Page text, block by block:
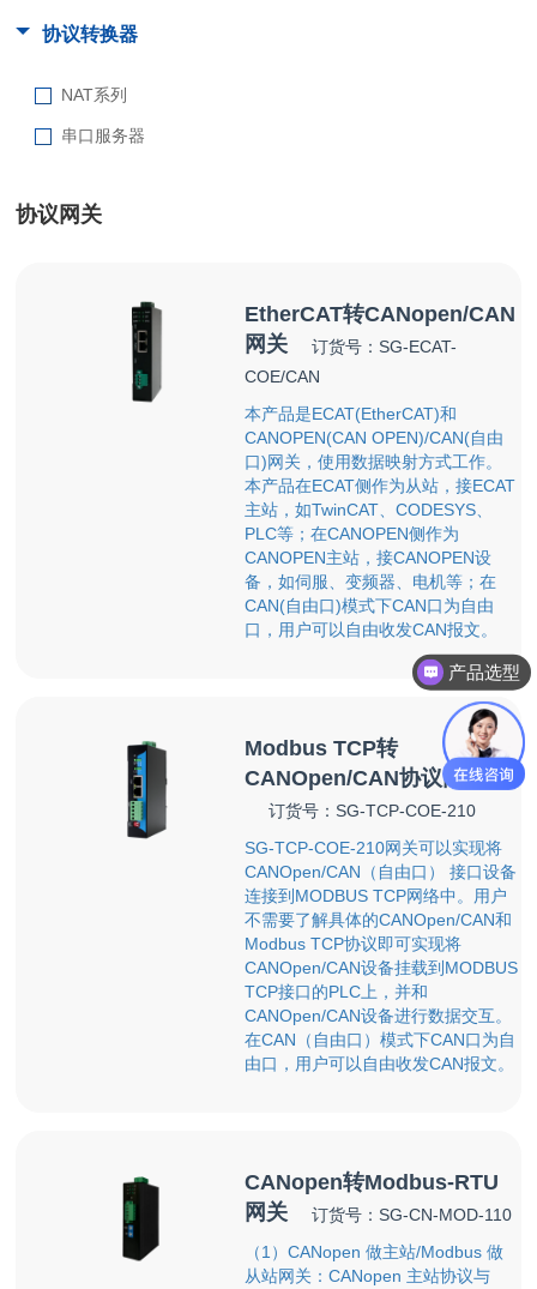
协议转换器
NAT系列
串口服务器
协议网关
EtherCAT转CANopen/CAN
网关
订货号：SG-ECAT-
COE/CAN
本产品是ECAT(EtherCAT)和
CANOPEN(CAN OPEN)/CAN(自由
口)网关，使用数据映射方式工作。
本产品在ECAT侧作为从站，接ECAT
主站，如TwinCAT、CODESYS、
PLC等；在CANOPEN侧作为
CANOPEN主站，接CANOPEN设
备，如伺服、变频器、电机等；在
CAN(自由口)模式下CAN口为自由
口，用户可以自由收发CAN报文。
Modbus TCP转
CANOpen/CAN协议网关
订货号：SG-TCP-COE-210
SG-TCP-COE-210网关可以实现将
CANOpen/CAN（自由口） 接口设备
连接到MODBUS TCP网络中。用户
不需要了解具体的CANOpen/CAN和
Modbus TCP协议即可实现将
CANOpen/CAN设备挂载到MODBUS
TCP接口的PLC上，并和
CANOpen/CAN设备进行数据交互。
在CAN（自由口）模式下CAN口为自
由口，用户可以自由收发CAN报文。
CANopen转Modbus-RTU
网关
订货号：SG-CN-MOD-110
（1）CANopen 做主站/Modbus 做
从站网关：CANopen 主站协议与
产品选型